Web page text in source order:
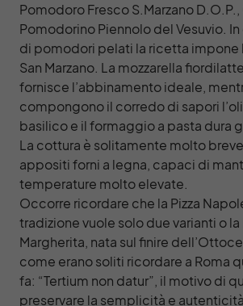
Pomodoro Fresco S.Marzano
Pomodorino Piennolo del Vesuvio.
di pomodori pelati la ricetta impone
San Marzano. La mozzarella
fornisce l’abbinamento ideale,
compongono il corredo di sapori
basilico e il formaggio a pasta dura
La cottura è solitamente molto
appositi forni a legna, capaci di
temperature molto elevate.
Occorre ricordare che la Pizza
tradizione vuole solo due varianti o la
Margherita, nata sul finire
come erano soliti ricordare a Roma
fa: “Tertium non datur”, il motivo di
preservare la semplicità e